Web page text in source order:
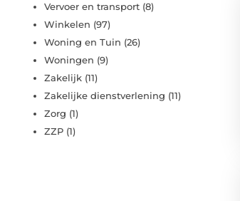
Vervoer en transport (8)
Winkelen (97)
Woning en Tuin (26)
Woningen (9)
Zakelijk (11)
Zakelijke dienstverlening (11)
Zorg (1)
ZZP (1)